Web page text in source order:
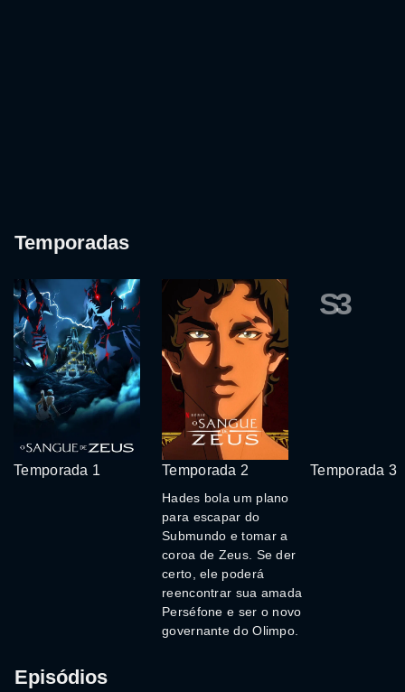
Temporadas
Temporada 1 Temporada 2
Hades bola um plano
para escapar do
Submundo e tomar a
coroa de Zeus. Se der
certo, ele poderá
reencontrar sua amada
Perséfone e ser o novo
governante do Olimpo.
S3
Temporada 3
Episódios